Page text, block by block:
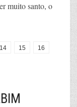
muito santo, o
14 15
16